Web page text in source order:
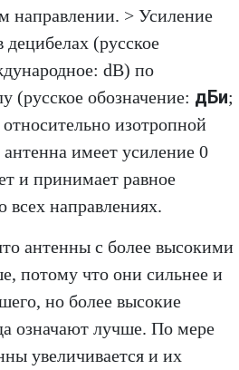
направлении. > Усиление
децибелах (русское
dB) по
(русское обозначение: дБи;
изотропной
имеет усиление 0
и принимает равное
всех направлениях.
антенны с более высокими
потому что они сильнее и
но более высокие
означают лучше. По мере
увеличивается и их